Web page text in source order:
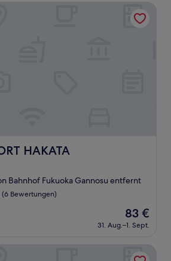
HAKATA
Bahnhof Fukuoka Gannosu entfernt
(6 Bewertungen)
Der
Preis
beträgt
83 €
31. Aug.–1. Sept.